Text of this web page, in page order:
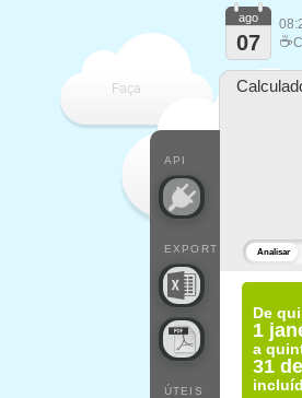
Analisar
De
1
a
31
Faça
API
EXPORT
ÚTEIS
ago
07 ☕